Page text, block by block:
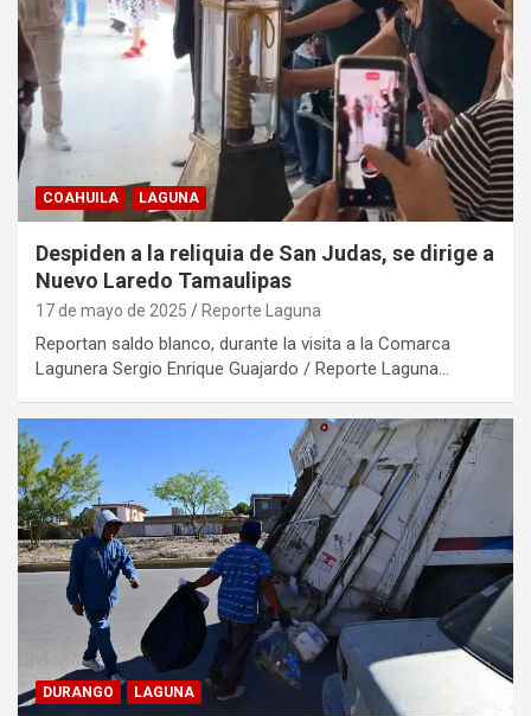
COAHUILA LAGUNA
Despiden a la reliquia de San Judas, se dirige a
Nuevo Laredo Tamaulipas
17 de mayo de 2025 Reporte Laguna
Reportan saldo blanco, durante la visita a la Comarca
Lagunera Sergio Enrique Guajardo / Reporte Laguna…
DURANGO LAGUNA